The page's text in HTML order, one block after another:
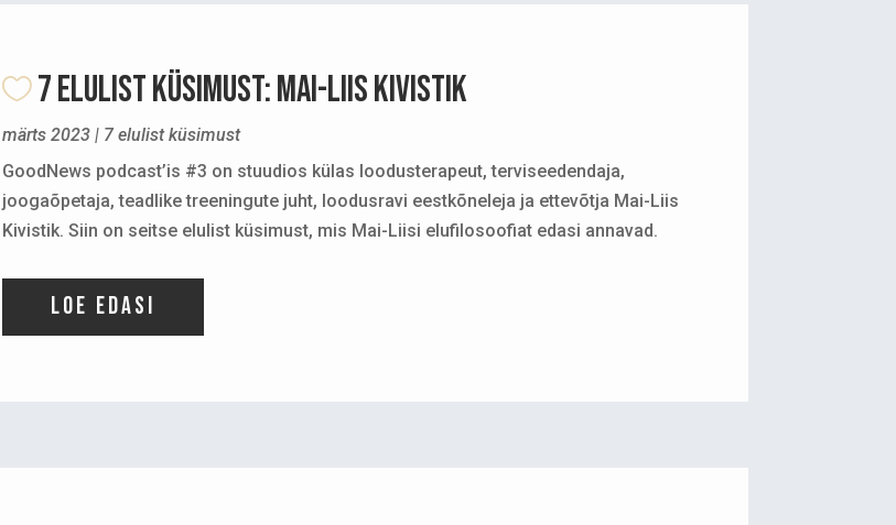
7 ELULIST KÜSIMUST: Mai-Liis Kivistik
märts 2023| 7 elulist küsimust
GoodNews podcast’is #3 on stuudios külas loodusterapeut, terviseedendaja,
joogaõpetaja, teadlike treeningute juht, loodusravi eestkõneleja ja ettevõtja Mai-Liis
Kivistik. Siin on seitse elulist küsimust, mis Mai-Liisi elufilosoofiat edasi annavad.
Loe edasi